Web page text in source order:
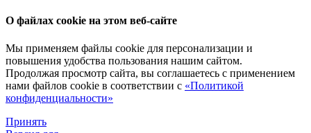
О файлах cookie на этом веб-сайте
Мы применяем файлы cookie для персонализации и
повышения удобства пользования нашим сайтом.
Продолжая просмотр сайта, вы соглашаетесь с применением
нами файлов cookie в соответствии с «Политикой
конфиденциальности»
Принять